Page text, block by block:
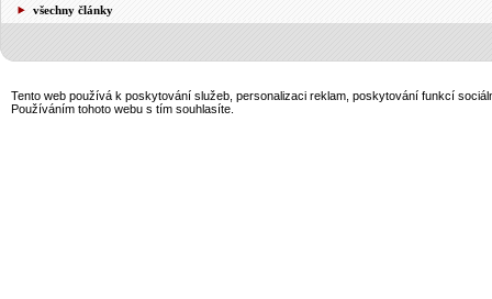
všechny články
Tento web používá k poskytování služeb, personalizaci reklam, poskytování funkcí
Používáním tohoto webu s tím souhlasíte.